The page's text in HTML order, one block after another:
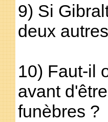
9) Si
deux
10) Faut-il
avant
funèbres ?